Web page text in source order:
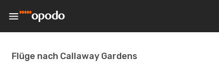
Flüge nach Callaway Gardens